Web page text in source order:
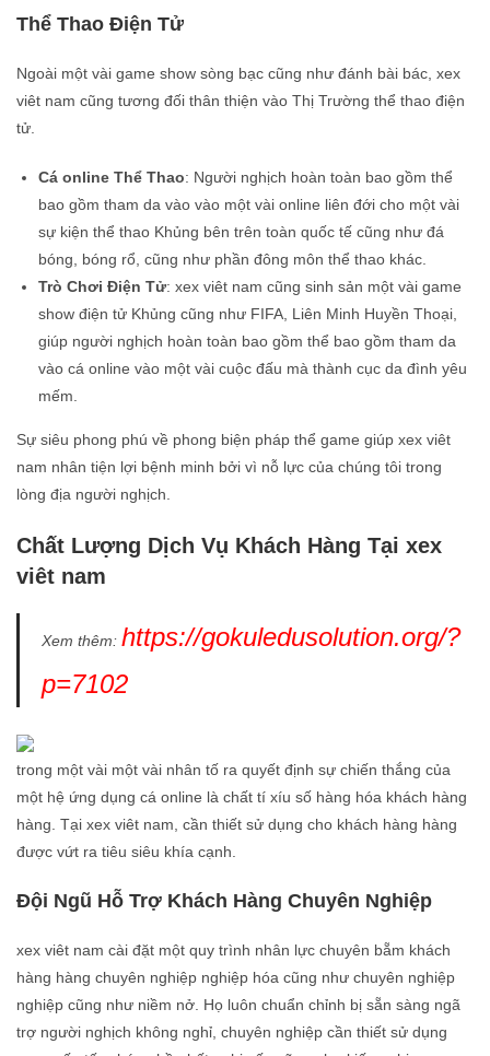
Thể Thao Điện Tử
Ngoài một vài game show sòng bạc cũng như đánh bài bác, xex
viêt nam cũng tương đối thân thiện vào Thị Trường thể thao điện
tử.
Cá online Thể Thao: Người nghịch hoàn toàn bao gồm thể
bao gồm tham da vào vào một vài online liên đới cho một vài
sự kiện thể thao Khủng bên trên toàn quốc tế cũng như đá
bóng, bóng rổ, cũng như phần đông môn thể thao khác.
Trò Chơi Điện Tử: xex viêt nam cũng sinh sản một vài game
show điện tử Khủng cũng như FIFA, Liên Minh Huyền Thoại,
giúp người nghịch hoàn toàn bao gồm thể bao gồm tham da
vào cá online vào một vài cuộc đấu mà thành cục da đình yêu
mếm.
Sự siêu phong phú về phong biện pháp thể game giúp xex viêt
nam nhân tiện lợi bệnh minh bởi vì nỗ lực của chúng tôi trong
lòng địa người nghịch.
Chất Lượng Dịch Vụ Khách Hàng Tại xex
viêt nam
Xem thêm: https://gokuledusolution.org/?
p=7102
trong một vài một vài nhân tố ra quyết định sự chiến thắng của
một hệ ứng dụng cá online là chất tí xíu số hàng hóa khách hàng
hàng. Tại xex viêt nam, cần thiết sử dụng cho khách hàng hàng
được vứt ra tiêu siêu khía cạnh.
Đội Ngũ Hỗ Trợ Khách Hàng Chuyên Nghiệp
xex viêt nam cài đặt một quy trình nhân lực chuyên bẵm khách
hàng hàng chuyên nghiệp nghiệp hóa cũng như chuyên nghiệp
nghiệp cũng như niềm nở. Họ luôn chuẩn chỉnh bị sẵn sàng ngã
trợ người nghịch không nghỉ, chuyên nghiệp cần thiết sử dụng